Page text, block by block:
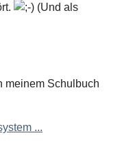
(Und als
meinem Schulbuch
...